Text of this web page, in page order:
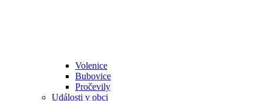
Volenice
Bubovice
Pročevily
Události v obci